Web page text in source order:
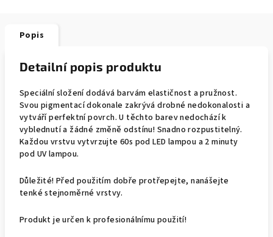
Popis
Detailní popis produktu
Speciální složení dodává barvám elastičnost a pružnost.
Svou pigmentací dokonale zakrývá drobné nedokonalosti a
vytváří perfektní povrch. U těchto barev nedochází k
vyblednutí a žádné změně odstínu! Snadno rozpustitelný.
Každou vrstvu vytvrzujte 60s pod LED lampou a 2 minuty
pod UV lampou.
Důležité! Před použitím dobře protřepejte, nanášejte
tenké stejnoměrné vrstvy.
Produkt je určen k profesionálnímu použití!